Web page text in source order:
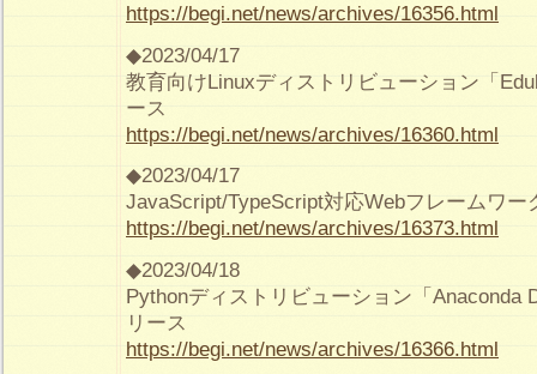
https://begi.net/news/archives/16356.html
◆2023/04/17
教育向けLinuxディストリビューション「
ース
https://begi.net/news/archives/16360.html
◆2023/04/17
JavaScript/TypeScript対応Webフレームワー
https://begi.net/news/archives/16373.html
◆2023/04/18
Pythonディストリビューション「Anaconda
リース
https://begi.net/news/archives/16366.html